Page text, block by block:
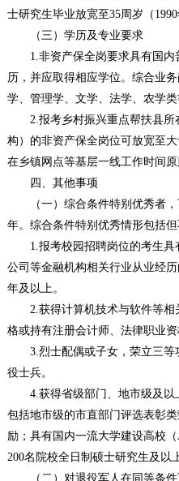
士研究生毕业放宽至35周岁（1990
（三）学历及专业要求
1.非资产保全岗要求具有国内
历，并应取得相应学位。综合业
学、管理学、文学、法学、农学类
2.报考乡村振兴重点帮扶县所
构）的非资产保全岗位可放宽至
在乡镇网点等基层一线工作时间原
四、其他事项
（一）综合条件特别优秀者，
年。综合条件特别优秀情形包括但
1.报考校园招聘岗位的考生具
公司等金融机构相关行业从业经
年及以上。
2.获得计算机技术与软件等相
格或持有注册会计师、法律职业
3.烈士配偶或子女，荣立三等
役士兵。
4.获得省级部门、地市级及以
包括地市级的市直部门评选表彰
励；具有国内一流大学建设高校
200名院校全日制硕士研究生及以
（二）对退役军人在同等条件